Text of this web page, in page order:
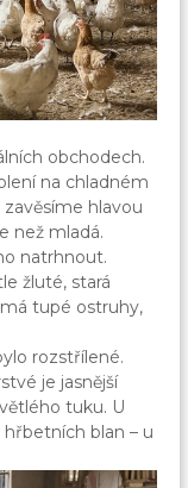
obchodech.
na chladném
hlavou
než mladá.
natrhnout.
žluté, stará
má tupé ostruhy,
rozstřílené.
je jasnější
tuku. U
blan – u